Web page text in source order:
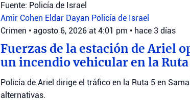
Fuente: Policía de Israel
Amir Cohen Eldar Dayan Policía de Israel
Crimen • agosto 6, 2026 at 4:01 pm • hace 3 días
Fuerzas de la estación de Ariel
un incendio vehicular en la Ruta
Policía de Ariel dirige el tráfico en la Ruta 5 en
alternativas.